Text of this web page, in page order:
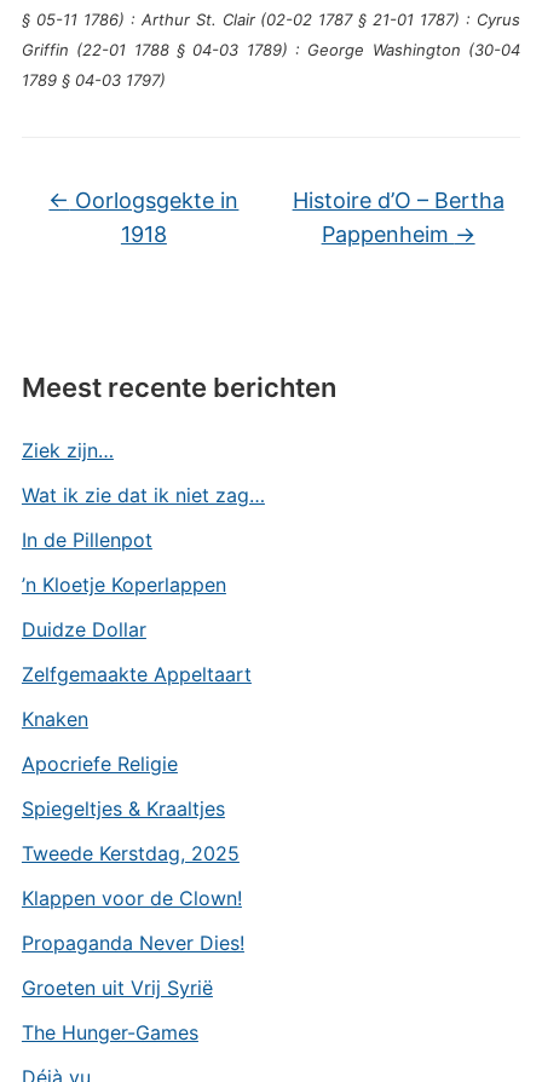
§ 05-11 1786) : Arthur St. Clair (02-02 1787 § 21-01 1787) : Cyrus
Griffin (22-01 1788 § 04-03 1789) : George Washington (30-04
1789 § 04-03 1797)
← Oorlogsgekte in
1918
Histoire d’O – Bertha
Pappenheim →
Meest recente berichten
Ziek zijn…
Wat ik zie dat ik niet zag…
In de Pillenpot
’n Kloetje Koperlappen
Duidze Dollar
Zelfgemaakte Appeltaart
Knaken
Apocriefe Religie
Spiegeltjes & Kraaltjes
Tweede Kerstdag, 2025
Klappen voor de Clown!
Propaganda Never Dies!
Groeten uit Vrij Syrië
The Hunger-Games
Déjà vu